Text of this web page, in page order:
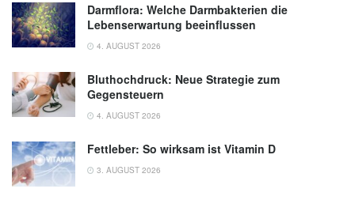
Darmflora: Welche Darmbakterien die
Lebenserwartung beeinflussen
4. AUGUST 2026
Bluthochdruck: Neue Strategie zum
Gegensteuern
4. AUGUST 2026
Fettleber: So wirksam ist Vitamin D
3. AUGUST 2026